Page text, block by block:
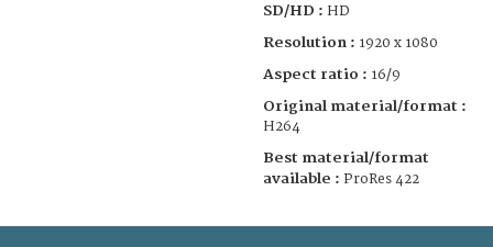
SD/HD : HD
Resolution : 1920 x 1080
Aspect ratio : 16/9
Original material/format :
H264
Best material/format
available : ProRes 422